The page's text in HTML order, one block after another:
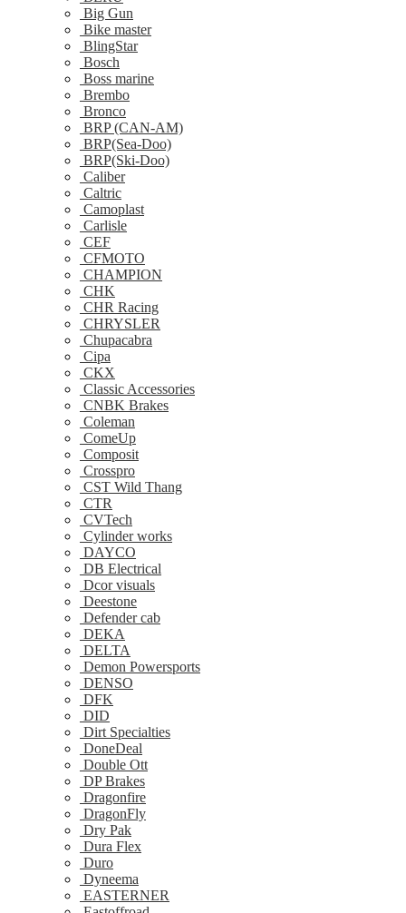
Big Gun
Bike master
BlingStar
Bosch
Boss marine
Brembo
Bronco
BRP (CAN-AM)
BRP(Sea-Doo)
BRP(Ski-Doo)
Caliber
Caltric
Camoplast
Carlisle
CEF
CFMOTO
CHAMPION
CHK
CHR Racing
CHRYSLER
Chupacabra
Cipa
CKX
Classic Accessories
CNBK Brakes
Coleman
ComeUp
Composit
Crosspro
CST Wild Thang
CTR
CVTech
Cylinder works
DAYCO
DB Electrical
Dcor visuals
Deestone
Defender cab
DEKA
DELTA
Demon Powersports
DENSO
DFK
DID
Dirt Specialties
DoneDeal
Double Ott
DP Brakes
Dragonfire
DragonFly
Dry Pak
Dura Flex
Duro
Dyneema
EASTERNER